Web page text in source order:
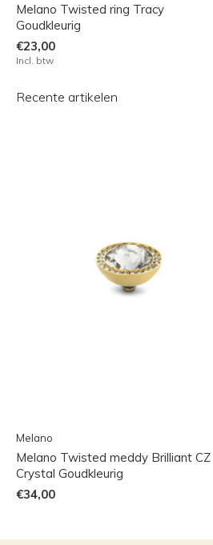
Melano Twisted ring Tracy
Goudkleurig
€23,00
Incl. btw
Recente artikelen
Melano
Melano Twisted meddy Brilliant CZ
Crystal Goudkleurig
€34,00